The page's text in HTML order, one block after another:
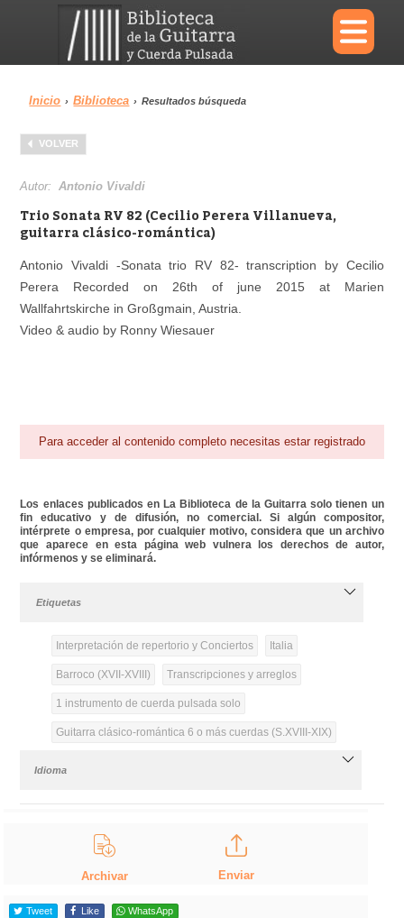
×
Menu
Biblioteca
Reproductor
Inicio › Biblioteca › Resultados búsqueda
VOLVER
Autor:Antonio Vivaldi
Trio Sonata RV 82 (Cecilio Perera Villanueva,
guitarra clásico-romántica)
Antonio Vivaldi -Sonata trio RV 82- transcription by Cecilio
Perera Recorded on 26th of june 2015 at Marien
Wallfahrtskirche in Großgmain, Austria.
Video & audio by Ronny Wiesauer
Para acceder al contenido completo necesitas estar registrado
Los enlaces publicados en La Biblioteca de la Guitarra solo tienen un
fin educativo y de difusión, no comercial. Si algún compositor,
intérprete o empresa, por cualquier motivo, considera que un archivo
que aparece en esta página web vulnera los derechos de autor,
infórmenos y se eliminará.
Etiquetas
Interpretación de repertorio y Conciertos Italia
Barroco (XVII-XVIII) Transcripciones y arreglos
1 instrumento de cuerda pulsada solo
Guitarra clásico-romántica 6 o más cuerdas (S.XVIII-XIX)
Idioma
Archivar Enviar
Tweet Like WhatsApp